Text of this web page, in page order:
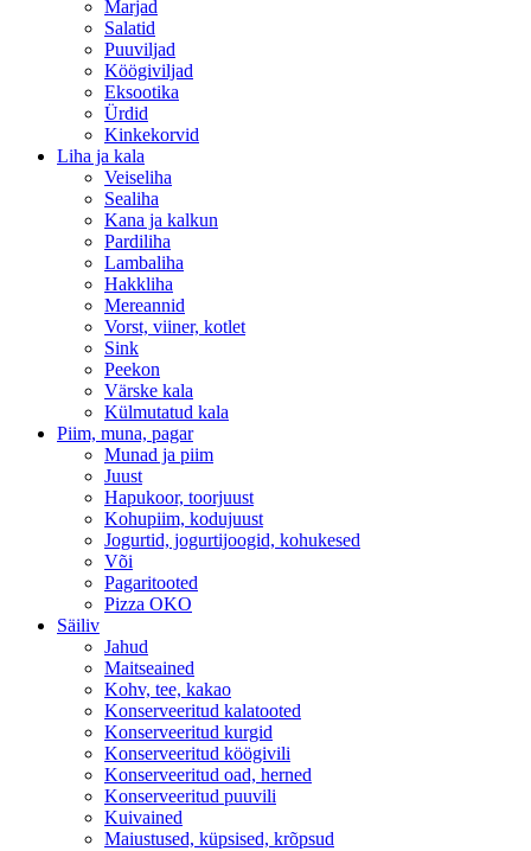
Marjad
Salatid
Puuviljad
Köögiviljad
Eksootika
Ürdid
Kinkekorvid
Liha ja kala
Veiseliha
Sealiha
Kana ja kalkun
Pardiliha
Lambaliha
Hakkliha
Mereannid
Vorst, viiner, kotlet
Sink
Peekon
Värske kala
Külmutatud kala
Piim, muna, pagar
Munad ja piim
Juust
Hapukoor, toorjuust
Kohupiim, kodujuust
Jogurtid, jogurtijoogid, kohukesed
Või
Pagaritooted
Pizza OKO
Säiliv
Jahud
Maitseained
Kohv, tee, kakao
Konserveeritud kalatooted
Konserveeritud kurgid
Konserveeritud köögivili
Konserveeritud oad, herned
Konserveeritud puuvili
Kuivained
Maiustused, küpsised, krõpsud